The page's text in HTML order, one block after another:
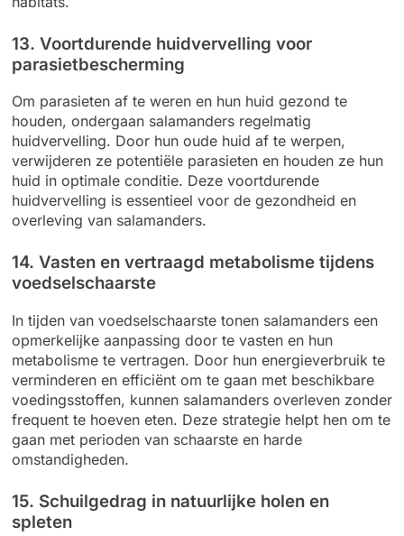
13. Voortdurende huidvervelling voor
parasietbescherming
Om parasieten af te weren en hun huid gezond te
houden, ondergaan salamanders regelmatig
huidvervelling. Door hun oude huid af te werpen,
verwijderen ze potentiële parasieten en houden ze hun
huid in optimale conditie. Deze voortdurende
huidvervelling is essentieel voor de gezondheid en
overleving van salamanders.
14. Vasten en vertraagd metabolisme tijdens
voedselschaarste
In tijden van voedselschaarste tonen salamanders een
opmerkelijke aanpassing door te vasten en hun
metabolisme te vertragen. Door hun energieverbruik te
verminderen en efficiënt om te gaan met beschikbare
voedingsstoffen, kunnen salamanders overleven zonder
frequent te hoeven eten. Deze strategie helpt hen om te
gaan met perioden van schaarste en harde
omstandigheden.
15. Schuilgedrag in natuurlijke holen en
spleten